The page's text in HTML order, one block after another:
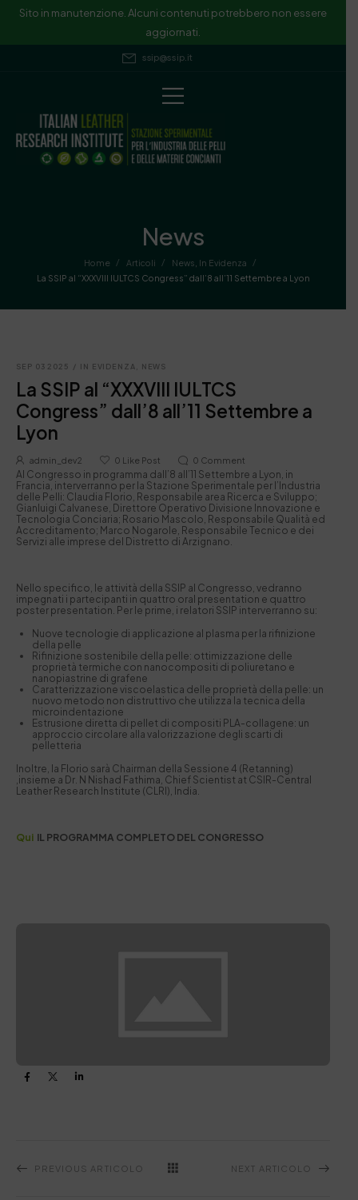
Sito in manutenzione. Alcuni contenuti potrebbero non essere
aggiornati.
ssip@ssip.it
News
Home / Articoli / News In Evidenza
/
La SSIP al “XXXVIII IULTCS Congress” dall’8 all’11 Settembre a Lyon
SEP 03 2025 / IN EVIDENZA, NEWS
La SSIP al “XXXVIII IULTCS
Congress” dall’8 all’11 Settembre a
Lyon
admin_dev2 0 Like Post 0 Comment
Al Congresso in programma dall’8 all’11 Settembre a Lyon, in
Francia, interverranno per la Stazione Sperimentale per l’Industria
delle Pelli: Claudia Florio, Responsabile area Ricerca e Sviluppo;
Gianluigi Calvanese, Direttore Operativo Divisione Innovazione e
Tecnologia Conciaria; Rosario Mascolo, Responsabile Qualità ed
Accreditamento; Marco Nogarole, Responsabile Tecnico e dei
Servizi alle imprese del Distretto di Arzignano.
Nello specifico, le attività della SSIP al Congresso, vedranno
impegnati i partecipanti in quattro oral presentation e quattro
poster presentation. Per le prime, i relatori SSIP interverranno su:
Nuove tecnologie di applicazione al plasma per la rifinizione
della pelle
Rifinizione sostenibile della pelle: ottimizzazione delle
proprietà termiche con nanocompositi di poliuretano e
nanopiastrine di grafene
Caratterizzazione viscoelastica delle proprietà della pelle: un
nuovo metodo non distruttivo che utilizza la tecnica della
microindentazione
Estrusione diretta di pellet di compositi PLA-collagene: un
approccio circolare alla valorizzazione degli scarti di
pelletteria
Inoltre, la Florio sarà Chairman della Sessione 4 (Retanning)
,insieme a Dr. N Nishad Fathima, Chief Scientist at CSIR-Central
Leather Research Institute (CLRI), India.
Qui IL PROGRAMMA COMPLETO DEL CONGRESSO
PREVIOUS ARTICOLO NEXT ARTICOLO